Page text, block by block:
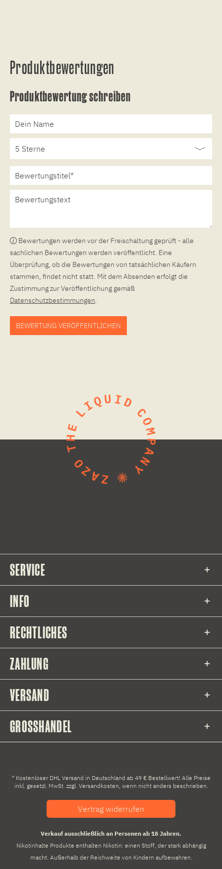
Produktbewertungen
Produktbewertung schreiben
Bewertungen werden vor der Freischaltung geprüft - alle
sachlichen Bewertungen werden veröffentlicht. Eine
Überprüfung, ob die Bewertungen von tatsächlichen Käufern
stammen, findet nicht statt. Mit dem Absenden erfolgt die
Zustimmung zur Veröffentlichung gemäß
Datenschutzbestimmungen.
BEWERTUNG VERÖFFENTLICHEN
SERVICE
INFO
RECHTLICHES
ZAHLUNG
VERSAND
GROSSHANDEL
* Kostenloser DHL Versand in Deutschland ab 49 € Bestellwert! Alle Preise
inkl. gesetzl. MwSt. zzgl. Versandkosten, wenn nicht anders beschrieben.
Vertrag widerrufen
Verkauf ausschließlich an Personen ab 18 Jahren.
Nikotinhalte Produkte enthalten Nikotin: einen Stoff, der stark abhängig
macht. Außerhalb der Reichweite von Kindern aufbewahren.